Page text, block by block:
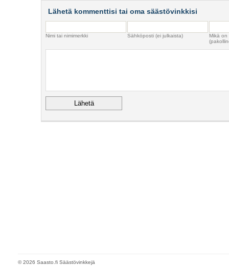
Lähetä kommenttisi tai oma säästövinkkisi
Nimi tai nimimerkki Sähköposti (ei julkaista)
Mikä
© 2026 Saasto.fi Säästövinkkejä